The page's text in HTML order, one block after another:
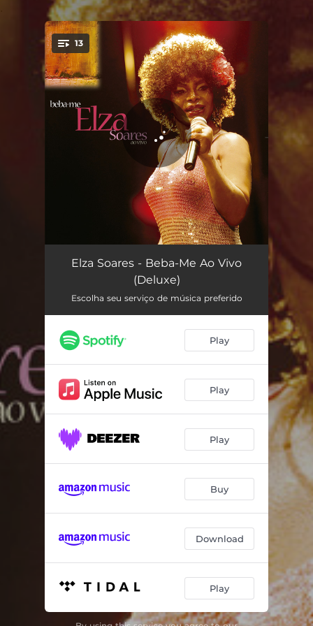
You're all set!
13
Meu Guri 01:08
Estatutos de Gafieira
Cartão de Visita 03:22
Pra Que Discutir Com Madame? 02:54
Exagero 03:50
Dor de Cotovelo 04:19
Pranto Livre 04:44
Palmas No Portão 03:43
Telecoteco 02:32
Malandro 05:06
Beija-Me 03:29
Elza Soares - Beba-Me Ao Vivo
(Deluxe)
Escolha seu serviço de música preferido
Play
Play
Play
Buy
Download
Play